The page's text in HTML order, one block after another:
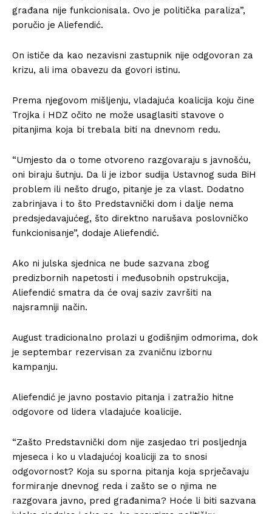
građana nije funkcionisala. Ovo je politička paraliza”,
poručio je Aliefendić.
On ističe da kao nezavisni zastupnik nije odgovoran za
krizu, ali ima obavezu da govori istinu.
Prema njegovom mišljenju, vladajuća koalicija koju čine
Trojka i HDZ očito ne može usaglasiti stavove o
pitanjima koja bi trebala biti na dnevnom redu.
“Umjesto da o tome otvoreno razgovaraju s javnošću,
oni biraju šutnju. Da li je izbor sudija Ustavnog suda BiH
problem ili nešto drugo, pitanje je za vlast. Dodatno
zabrinjava i to što Predstavnički dom i dalje nema
predsjedavajućeg, što direktno narušava poslovničko
funkcionisanje”, dodaje Aliefendić.
Ako ni julska sjednica ne bude sazvana zbog
predizbornih napetosti i međusobnih opstrukcija,
Aliefendić smatra da će ovaj saziv završiti na
najsramniji način.
August tradicionalno prolazi u godišnjim odmorima, dok
je septembar rezervisan za zvaničnu izbornu
kampanju.
Aliefendić je javno postavio pitanja i zatražio hitne
odgovore od lidera vladajuće koalicije.
“Zašto Predstavnički dom nije zasjedao tri posljednja
mjeseca i ko u vladajućoj koaliciji za to snosi
odgovornost? Koja su sporna pitanja koja sprječavaju
formiranje dnevnog reda i zašto se o njima ne
razgovara javno, pred građanima? Hoće li biti sazvana